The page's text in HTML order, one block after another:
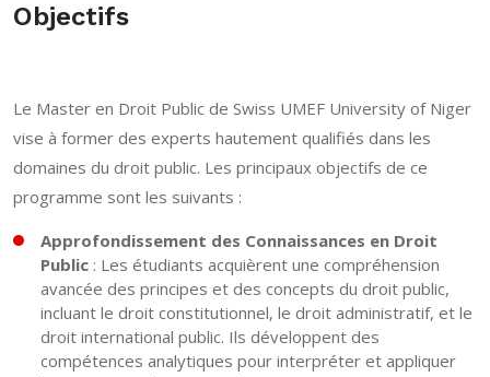
Objectifs
Le Master en Droit Public de Swiss UMEF University of Niger
vise à former des experts hautement qualifiés dans les
domaines du droit public. Les principaux objectifs de ce
programme sont les suivants :
Approfondissement des Connaissances en Droit
Public : Les étudiants acquièrent une compréhension
avancée des principes et des concepts du droit public,
incluant le droit constitutionnel, le droit administratif, et le
droit international public. Ils développent des
compétences analytiques pour interpréter et appliquer